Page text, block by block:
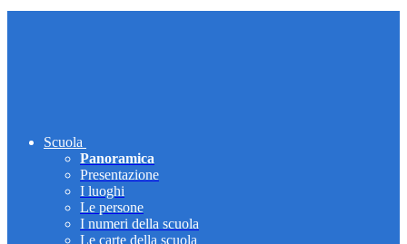
Scuola
Panoramica
Presentazione
I luoghi
Le persone
I numeri della scuola
Le carte della scuola